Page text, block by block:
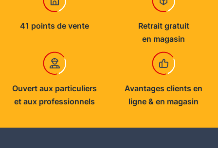
41 points de vente
Retrait gratuit
en magasin
Ouvert aux particuliers
et aux professionnels
Avantages clients en
ligne & en magasin